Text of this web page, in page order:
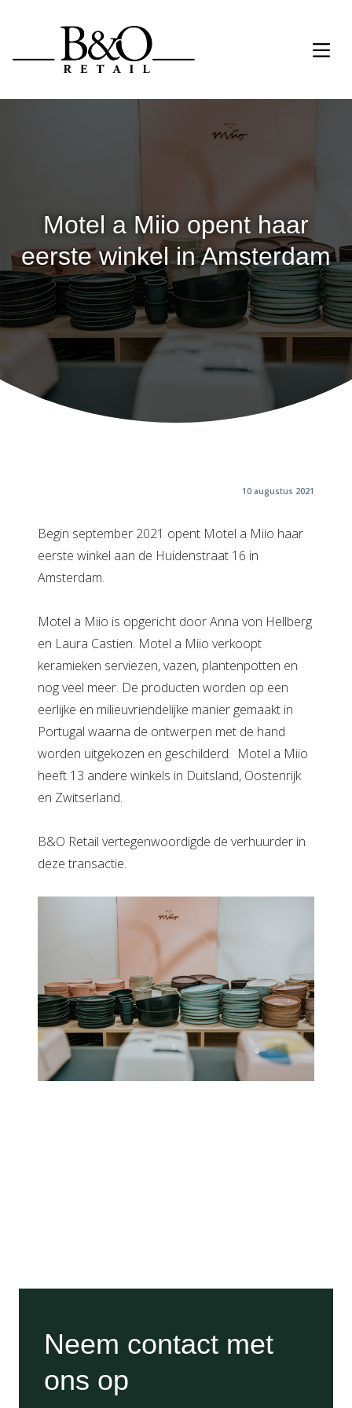
Motel a Miio opent haar
eerste winkel in Amsterdam
10 augustus 2021
Begin september 2021 opent Motel a Miio haar
eerste winkel aan de Huidenstraat 16 in
Amsterdam.
Motel a Miio is opgericht door Anna von Hellberg
en Laura Castien. Motel a Miio verkoopt
keramieken serviezen, vazen, plantenpotten en
nog veel meer. De producten worden op een
eerlijke en milieuvriendelijke manier gemaakt in
Portugal waarna de ontwerpen met de hand
worden uitgekozen en geschilderd. Motel a Miio
heeft 13 andere winkels in Duitsland, Oostenrijk
en Zwitserland.
B&O Retail vertegenwoordigde de verhuurder in
deze transactie.
Neem contact met
ons op